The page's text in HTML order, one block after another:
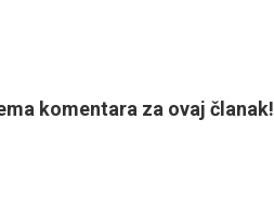
komentara za ovaj članak!